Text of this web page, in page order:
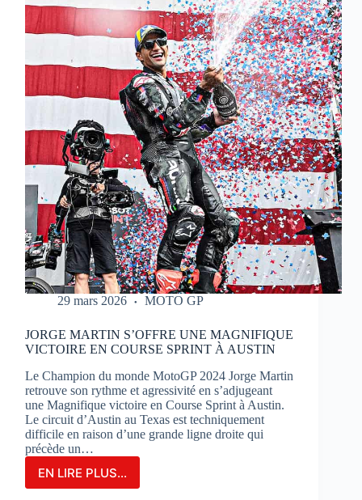
À
AUSTIN
DEVANT
CO-
ÉQUIPIER
JORGE
MARTIN
29 mars 2026 MOTO GP
JORGE MARTIN S’OFFRE UNE MAGNIFIQUE
VICTOIRE EN COURSE SPRINT À AUSTIN
Le Champion du monde MotoGP 2024 Jorge Martin
retrouve son rythme et agressivité en s’adjugeant
une Magnifique victoire en Course Sprint à Austin.
Le circuit d’Austin au Texas est techniquement
difficile en raison d’une grande ligne droite qui
précède un…
EN LIRE PLUS...
JORGE